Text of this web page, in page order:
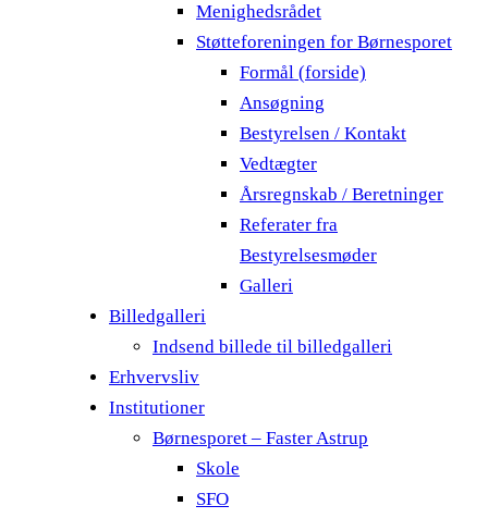
Menighedsrådet
Støtteforeningen for Børnesporet
Formål (forside)
Ansøgning
Bestyrelsen / Kontakt
Vedtægter
Årsregnskab / Beretninger
Referater fra
Bestyrelsesmøder
Galleri
Billedgalleri
Indsend billede til billedgalleri
Erhvervsliv
Institutioner
Børnesporet – Faster Astrup
Skole
SFO